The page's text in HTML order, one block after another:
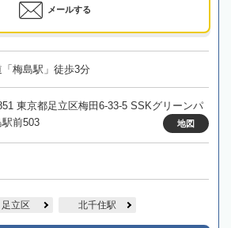
メールする
梅島駅」徒歩3分
東京都足立区梅田6-33-5 SSKグリーンパ
前503
地図
足立区 北千住駅